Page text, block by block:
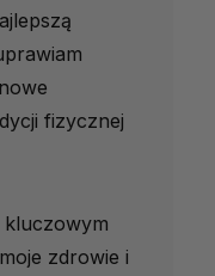
fizycznej
kluczowym
zdrowie i